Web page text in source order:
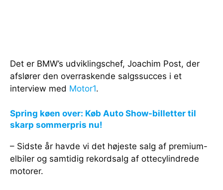
Det er BMW’s udviklingschef, Joachim Post, der
afslører den overraskende salgssucces i et
interview med Motor1.
Spring køen over: Køb Auto Show-billetter til
skarp sommerpris nu!
– Sidste år havde vi det højeste salg af premium-
elbiler og samtidig rekordsalg af ottecylindrede
motorer.